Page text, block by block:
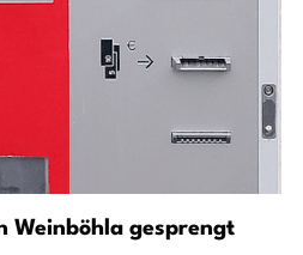
Weinböhla gesprengt